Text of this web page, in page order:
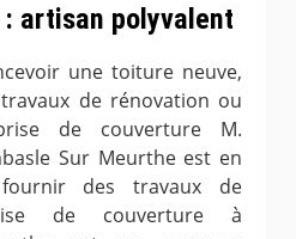
: artisan polyvalent
une toiture neuve,
de rénovation ou
de couverture M.
Sur Meurthe est en
des travaux de
de couverture à